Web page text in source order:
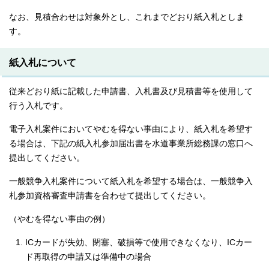
なお、見積合わせは対象外とし、これまでどおり紙入札としま
す。
紙入札について
従来どおり紙に記載した申請書、入札書及び見積書等を使用して
行う入札です。
電子入札案件においてやむを得ない事由により、紙入札を希望す
る場合は、下記の紙入札参加届出書を水道事業所総務課の窓口へ
提出してください。
一般競争入札案件について紙入札を希望する場合は、一般競争入
札参加資格審査申請書を合わせて提出してください。
（やむを得ない事由の例）
ICカードが失効、閉塞、破損等で使用できなくなり、ICカー
ド再取得の申請又は準備中の場合